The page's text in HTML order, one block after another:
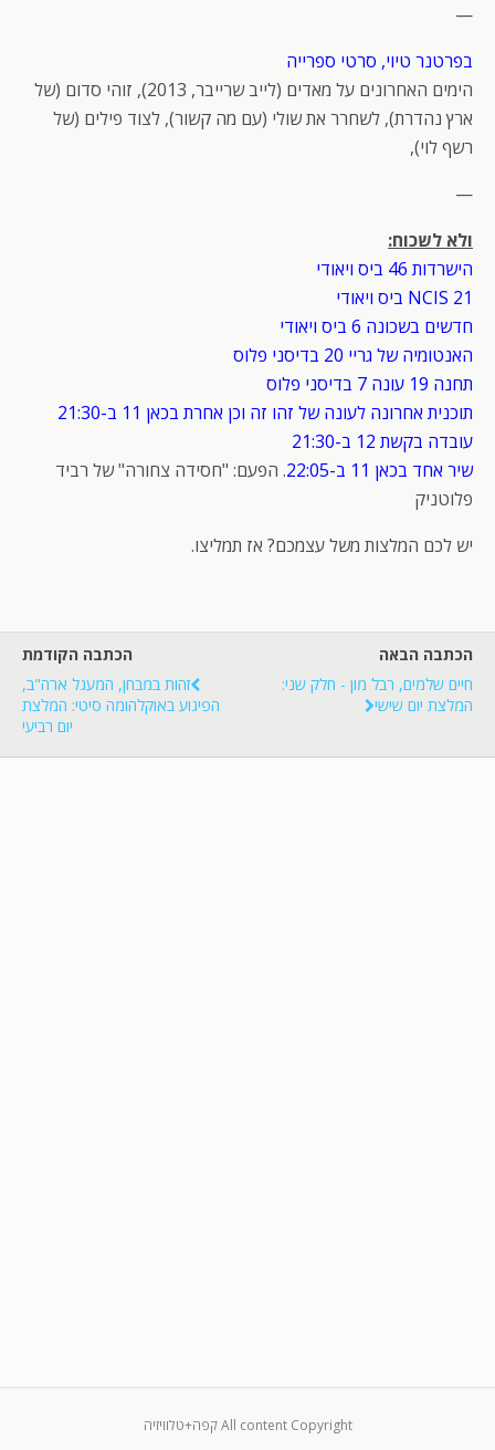
—
בפרטנר טיוי, סרטי ספרייה
הימים האחרונים על מאדים (לייב שרייבר, 2013), זוהי סדום (של
ארץ נהדרת), לשחרר את שולי (עם מה קשור), לצוד פילים (של
רשף לוי),
—
ולא לשכוח:
הישרדות 46 ביס ויאודי
NCIS 21 ביס ויאודי
חדשים בשכונה 6 ביס ויאודי
האנטומיה של גריי 20 בדיסני פלוס
תחנה 19 עונה 7 בדיסני פלוס
תוכנית אחרונה לעונה של זהו זה וכן אחרת בכאן 11 ב-21:30
עובדה בקשת 12 ב-21:30
שיר אחד בכאן 11 ב-22:05
. הפעם: "חסידה צחורה" של רביד
פלוטניק
יש לכם המלצות משל עצמכם? אז תמליצו.
הכתבה הקודמת
זהות במבחן, המעגל ארה"ב,
הפיגוע באוקלהומה סיטי: המלצת
יום רביעי
הכתבה הבאה
חיים שלמים, רבל מון - ‏חלק שני:
המלצת יום שישי
All content Copyright קפה+טלוויזיה